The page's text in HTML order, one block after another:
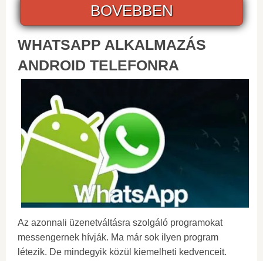
BOVEBBEN
WHATSAPP ALKALMAZÁS
ANDROID TELEFONRA
Az azonnali üzenetváltásra szolgáló programokat
messengernek hívják. Ma már sok ilyen program
létezik. De mindegyik közül kiemelheti kedvenceit.